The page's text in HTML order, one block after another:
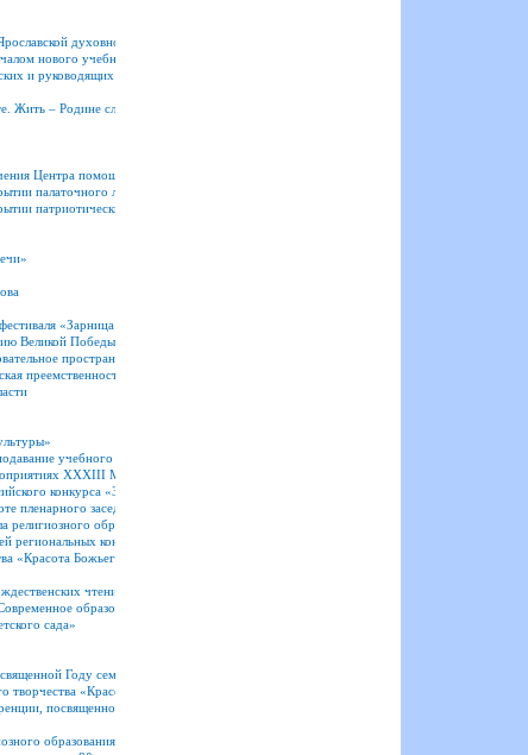
духовной семинарии и Регентской школы семинарии
нового учебного года!
и руководящих работников системы образования Ярославской области
Жить – Родине служить!».
Центра помощи детям
палаточного лагеря для юных друзей полиции
патриотических сборов
«Зарница 2025»
Великой Победы
пространство сельских территорий: тенденции и новые вызовы»
преемственность поколений»
учебного курса «Основы религиозных культур и светской этики».
XXХIII Международных образовательных чтений
конкурса «За нравственный подвиг учителя»
пленарного заседания XXХIII Международных образовательных чтений «80-летие
образования и катехизации с руководителями профильных епархиальных
региональных конкурсов
«Красота Божьего мира» и их педагогов-наставников
чтений
образовательное пространство: вызовы, решения, перспективы»
сада»
посвященной Году семьи, «ТЕКСТ. ОБРАЗОВАНИЕ. КОММУНИКАЦИЯ: «ДУШУ
«Красота Божьего мира: времен связующая нить», посвященного 80-летию
посвященной 170-летию со дня рождения святителя Агафангела, митрополита
образования и катехизации Ярославской митрополии